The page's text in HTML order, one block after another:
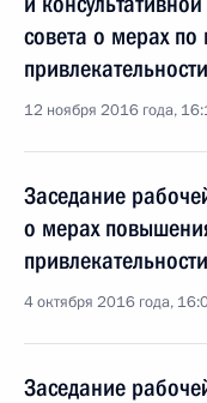
совета о мерах
12 ноября 2016 года,
Заседание
о мерах
4 октября 2016 года,
Заседание